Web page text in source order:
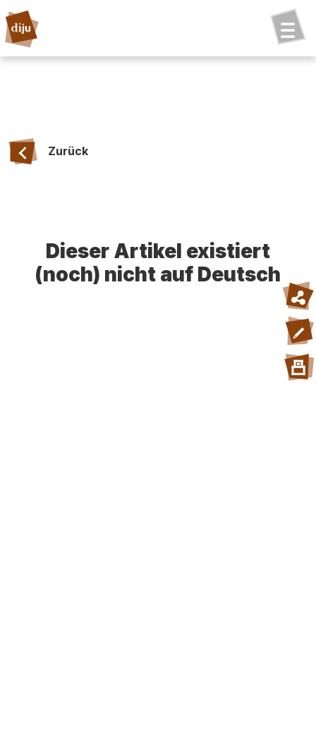
Zurück
Dieser Artikel existiert
(noch) nicht auf Deutsch